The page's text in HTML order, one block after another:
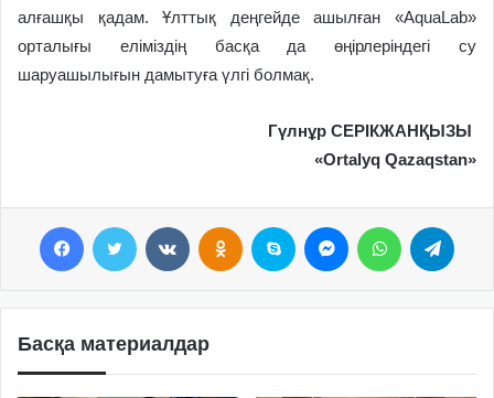
алғашқы қадам. Ұлттық деңгейде ашылған «AquaLab»
орталығы еліміздің басқа да өңірлеріндегі су
шаруашылығын дамытуға үлгі болмақ.
Гүлнұр СЕРІКЖАНҚЫЗЫ
«Ortalyq Qazaqstan»
Басқа материалдар